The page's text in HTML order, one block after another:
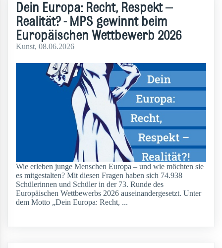
Dein Europa: Recht, Respekt –
Realität? - MPS gewinnt beim
Europäischen Wettbewerb 2026
Kunst, 08.06.2026
Wie erleben junge Menschen Europa – und wie möchten sie
es mitgestalten? Mit diesen Fragen haben sich 74.938
Schülerinnen und Schüler in der 73. Runde des
Europäischen Wettbewerbs 2026 auseinandergesetzt. Unter
dem Motto „Dein Europa: Recht, ...